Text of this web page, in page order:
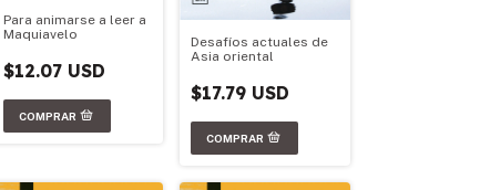
Para animarse a leer a
Maquiavelo
$12.07 USD
Desafíos actuales de
Asia oriental
$17.79 USD